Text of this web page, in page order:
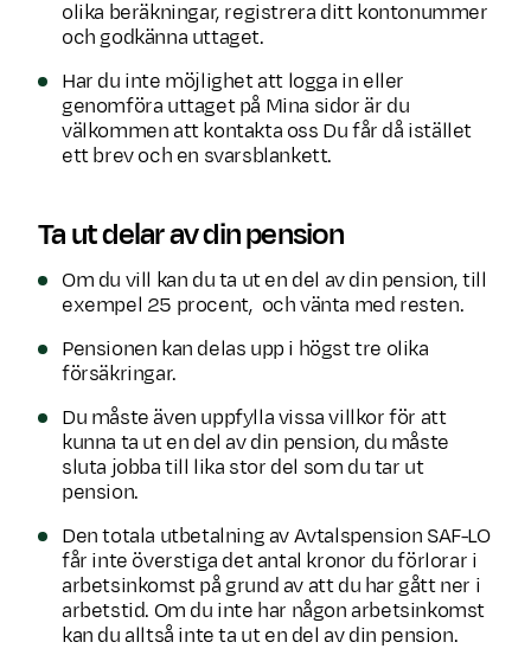
olika beräkningar, registrera ditt kontonummer
och godkänna uttaget.
Har du inte möjlighet att logga in eller
genomföra uttaget på Mina sidor är du
välkommen att kontakta oss Du får då istället
ett brev och en svarsblankett.
Ta ut delar av din pension
Om du vill kan du ta ut en del av din pension, till
exempel 25 procent, och vänta med resten.
Pensionen kan delas upp i högst tre olika
försäkringar.
Du måste även uppfylla vissa villkor för att
kunna ta ut en del av din pension, du måste
sluta jobba till lika stor del som du tar ut
pension.
Den totala utbetalning av Avtalspension SAF-LO
får inte överstiga det antal kronor du förlorar i
arbetsinkomst på grund av att du har gått ner i
arbetstid. Om du inte har någon arbetsinkomst
kan du alltså inte ta ut en del av din pension.